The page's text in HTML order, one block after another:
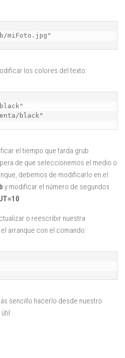
miFoto.jpg"
los colores del texto:
black"
el tiempo que tarda grub
de que seleccionemos el medio o
debemos de modificarlo en el
y modificar el número de segundos
o reescribir nuestra
arranque con el comando:
sencillo hacerlo desde nuestro